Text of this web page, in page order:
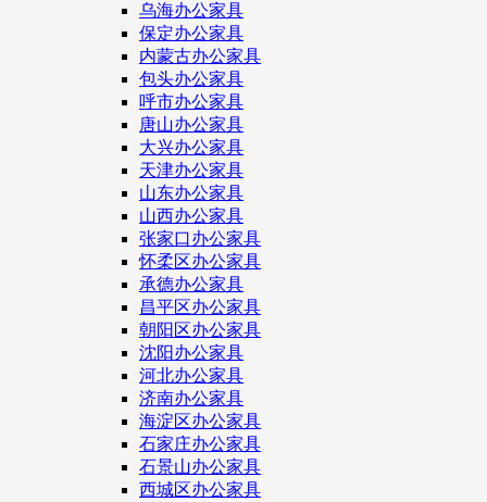
乌海办公家具
保定办公家具
内蒙古办公家具
包头办公家具
呼市办公家具
唐山办公家具
大兴办公家具
天津办公家具
山东办公家具
山西办公家具
张家口办公家具
怀柔区办公家具
承德办公家具
昌平区办公家具
朝阳区办公家具
沈阳办公家具
河北办公家具
济南办公家具
海淀区办公家具
石家庄办公家具
石景山办公家具
西城区办公家具